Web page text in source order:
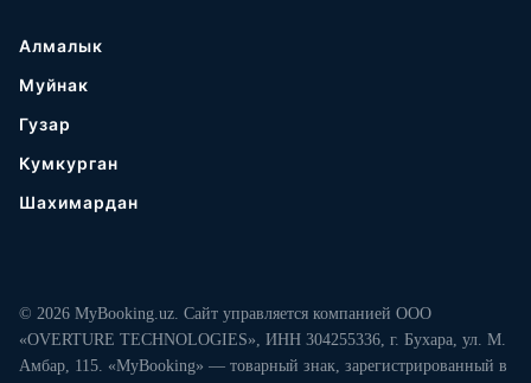
Алмалык
Муйнак
Гузар
Кумкурган
Шахимардан
© 2026 MyBooking.uz. Сайт управляется компанией ООО
«OVERTURE TECHNOLOGIES», ИНН 304255336, г. Бухара, ул. М.
Амбар, 115. «MyBooking» — товарный знак, зарегистрированный в